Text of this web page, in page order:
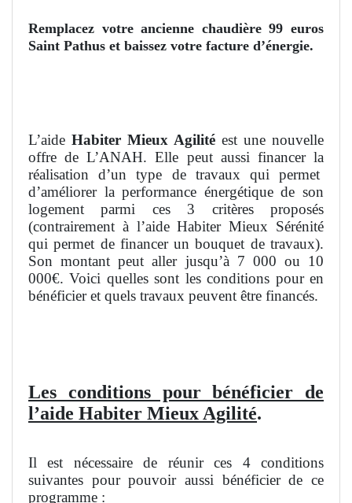
Remplacez votre ancienne chaudière 99 euros
Saint Pathus et baissez votre facture d’énergie.
L’aide Habiter Mieux Agilité est une nouvelle
offre de L’ANAH. Elle peut aussi financer la
réalisation d’un type de travaux qui permet
d’améliorer la performance énergétique de son
logement parmi ces 3 critères proposés
(contrairement à l’aide Habiter Mieux Sérénité
qui permet de financer un bouquet de travaux).
Son montant peut aller jusqu’à 7 000 ou 10
000€. Voici quelles sont les conditions pour en
bénéficier et quels travaux peuvent être financés.
Les conditions pour bénéficier de
l’aide Habiter Mieux Agilité.
Il est nécessaire de réunir ces 4 conditions
suivantes pour pouvoir aussi bénéficier de ce
programme :